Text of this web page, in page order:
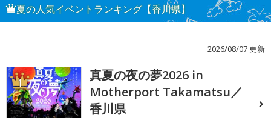
夏の人気イベントランキング【香川県】
2026/08/07 更新
1
真夏の夜の夢2026 in
Motherport Takamatsu／
香川県